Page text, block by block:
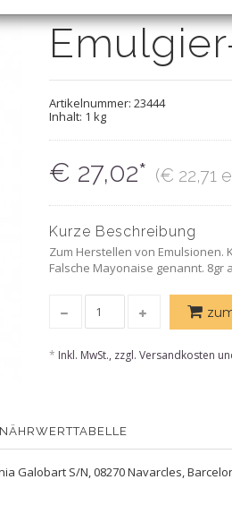
Artikelnummer: 23444
Inhalt: 1 kg
€ 27,02* (€ 22,71
Kurze Beschreibung
Zum Herstellen von Emulsionen.
Falsche Mayonaise genannt. 8gr
* Inkl. MwSt., zzgl. Versandkosten
NÄHRWERTTABELLE
Galobart S/N, 08270 Navarcles,